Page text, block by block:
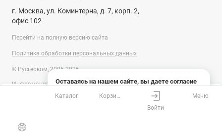
Оставаясь на нашем сайте, вы даете согласие
на использование файлов cookies и сбор данных
системами веб-аналитики
г. Москва, ул. Коминтерна, д. 7, корп. 2,
офис 102
Перейти на полную версию сайта
Политика обработки персональных данных
© Русгеоком, 2006-2026
Информация на сайте носит справочный характер и не является
публичной офертой, определяемой положениями Статьи 437
Гражданского кодекса Российской Федерации. Технические
изменены производителем без предварительного уведомления.
Уточняйте информацию у наших менеджеров.
Каталог
Корзина
Войти
Меню